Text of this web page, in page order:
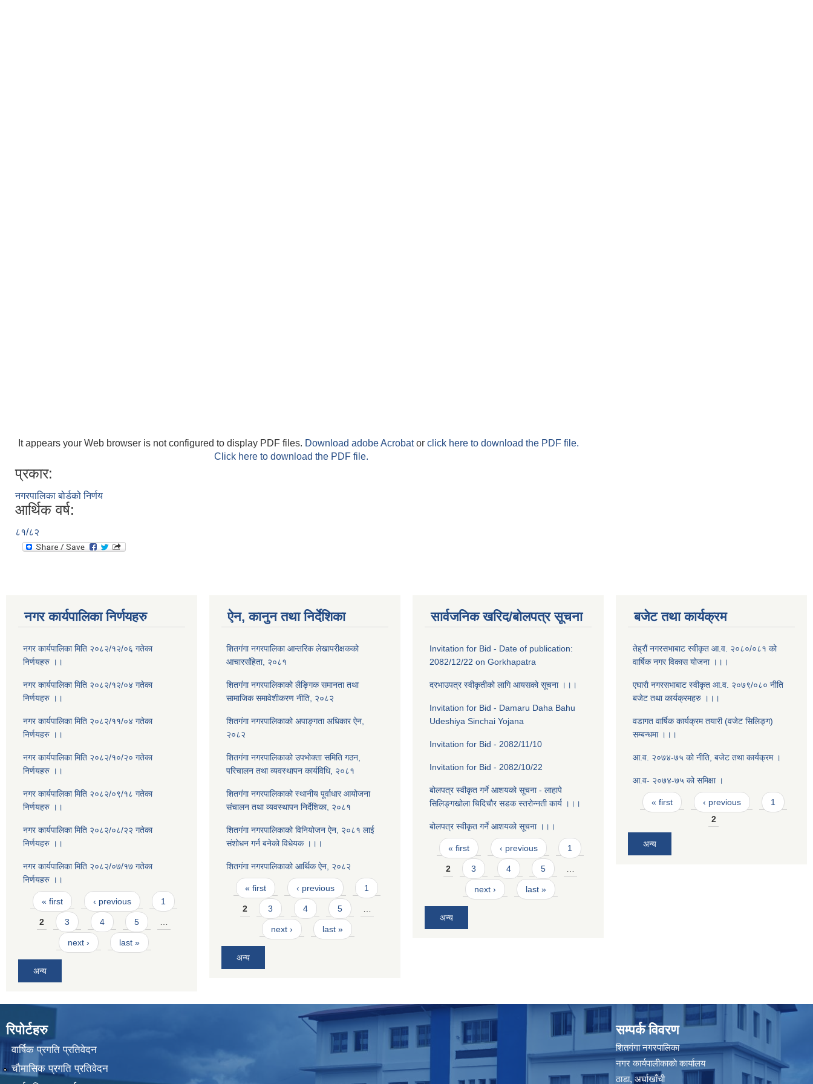
It appears your Web browser is not configured to display PDF files. Download adobe Acrobator click here to download the PDF file.
Click here to download the PDF file.
प्रकार:
नगरपालिका बोर्डको निर्णय
आर्थिक वर्ष:
८१/८२
नगर कार्यपालिका निर्णयहरु
नगर कार्यपालिका मिति २०८२/१२/०६ गतेका
निर्णयहरु ।।
नगर कार्यपालिका मिति २०८२/१२/०४ गतेका
निर्णयहरु ।।
नगर कार्यपालिका मिति २०८२/११/०४ गतेका
निर्णयहरु ।।
नगर कार्यपालिका मिति २०८२/१०/२० गतेका
निर्णयहरु ।।
नगर कार्यपालिका मिति २०८२/०९/१८ गतेका
निर्णयहरु ।।
नगर कार्यपालिका मिति २०८२/०८/२२ गतेका
निर्णयहरु ।।
नगर कार्यपालिका मिति २०८२/०७/१७ गतेका
निर्णयहरु ।।
Pages
« first ‹ previous 1
2 3 4 5
next › last »
अन्य
ऐन, कानुन तथा निर्देशिका
शितगंगा नगरपालिका आन्तरिक लेखापरीक्षकको
आचारसंहिता, २०८१
शितगंगा नगरपालिकाको लैङ्गिक समानता तथा
सामाजिक समावेशीकरण नीति, २०८२
शितगंगा नगरपालिकाको अपाङ्गता अधिकार ऐन,
२०८२
शितगंगा नगरपालिकाको उपभोक्ता समिति गठन,
परिचालन तथा व्यवस्थापन कार्यविधि, २०८१
शितगंगा नगरपालिकाको स्थानीय पूर्वाधार आयोजना
संचालन तथा व्यवस्थापन निर्देशिका, २०८१
शितगंगा नगरपालिकाको विनियोजन ऐन, २०८१ लाई
संशोधन गर्न बनेको विधेयक ।।।
शितगंगा नगरपालिकाको आर्थिक ऐन, २०८२
Pages
« first ‹ previous 1
2 3 4 5
next › last »
अन्य
सार्वजनिक खरिद/बोलपत्र सूचना
Invitation for Bid - Date of publication:
2082/12/22 on Gorkhapatra
दरभाउपत्र स्वीकृतीको लागि आयसको सूचना ।।।
Invitation for Bid - Damaru Daha Bahu
Udeshiya Sinchai Yojana
Invitation for Bid - 2082/11/10
Invitation for Bid - 2082/10/22
बोलपत्र स्वीकृत गर्ने आशयको सूचना - लाहापे
सिलिङ्गखोला चिदिचौर सडक स्तरोन्नती कार्य ।।।
बोलपत्र स्वीकृत गर्ने आशयको सूचना ।।।
Pages
« first ‹ previous 1
2 3 4 5
next › last »
अन्य
बजेट तथा कार्यक्रम
तेह्रौं नगरसभाबाट स्वीकृत आ‍.व. २०८०/०८१ को
वार्षिक नगर विकास योजना ।।।
एघाराै नगरसभाबाट स्वीकृत आ‍.व. २०७९/०८० नीति
बजेट तथा कार्यक्रमहरु ।।।
वडागत वार्षिक कार्यक्रम तयारी (वजेट सिलिङ्ग)
सम्बन्धमा ।।।
आ.व. २०७४-७५ को नीति, बजेट तथा कार्यक्रम ।
आ.व- २०७४-७५ को समिक्षा ।
Pages
« first ‹ previous
1
2
अन्य
रिपोर्टहरु
वार्षिक प्रगति प्रतिवेदन
चौमासिक प्रगति प्रतिवेदन
सम्पर्क विवरण
शितगंगा नगरपालिका
नगर कार्यपालीकाकाे कार्यालय
ठाडा, अर्घाखाँची